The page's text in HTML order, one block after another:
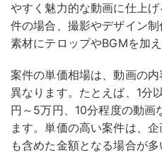
やすく魅力的な動画に仕上
件の場合、撮影やデザイン
素材にテロップやBGMを加
案件の単価相場は、動画の
異なります。たとえば、1分
円～5万円、10分程度の動
ます。単価の高い案件は、
も含めた金額となる場合が